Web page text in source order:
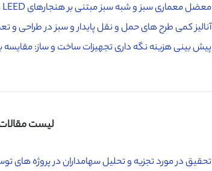
معضل معماری سبز و شبه سبز مبتنی بر هنجارهای LEED در مورد کشورهای در حال توسعه
آنالیز کمی طرح های حمل و نقل پایدار و سبز در طراحی و
پیش بینی هزینه نگه داری تجهیزات ساخت و ساز:
لیست
تحقیق در مورد تجزیه و تحلیل سهامداران در پروژه های